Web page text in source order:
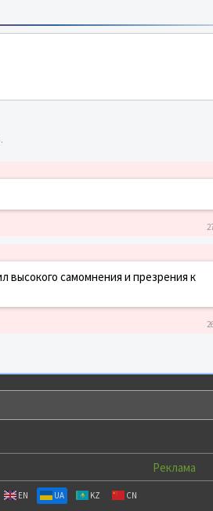
самомнения и презрения к
Реклама
EN UA KZ CN